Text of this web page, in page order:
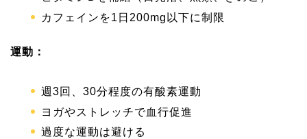
カフェインを1日200mg以下に制限
運動：
週3回、30分程度の有酸素運動
ヨガやストレッチで血行促進
過度な運動は避ける